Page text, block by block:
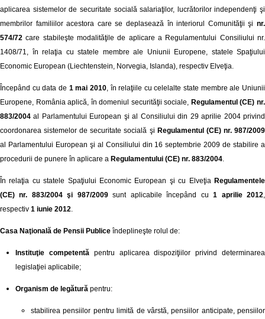
aplicarea sistemelor de securitate socială salariaţilor, lucrătorilor independenţi şi
membrilor familiilor acestora care se deplasează în interiorul Comunităţii şi nr.
574/72 care stabileşte modalităţile de aplicare a Regulamentului Consiliului nr.
1408/71, în relaţia cu statele membre ale Uniunii Europene, statele Spaţiului
Economic European (Liechtenstein, Norvegia, Islanda), respectiv Elveţia.
Începând cu data de 1 mai 2010, în relaţiile cu celelalte state membre ale Uniunii
Europene, România aplică, în domeniul securităţii sociale, Regulamentul (CE) nr.
883/2004 al Parlamentului European şi al Consiliului din 29 aprilie 2004 privind
coordonarea sistemelor de securitate socială şi Regulamentul (CE) nr. 987/2009
al Parlamentului European şi al Consiliului din 16 septembrie 2009 de stabilire a
procedurii de punere în aplicare a Regulamentului (CE) nr. 883/2004.
În relaţia cu statele Spaţiului Economic European şi cu ElveţiaRegulamentele
(CE) nr. 883/2004 şi 987/2009sunt aplicabile începând cu1 aprilie 2012,
respectiv 1 iunie 2012.
Casa Naţională de Pensii Publice îndeplineşte rolul de:
Instituţie competentăpentru aplicarea dispoziţiilor privind determinarea
legislaţiei aplicabile;
Organism de legătură pentru:
stabilirea pensiilor pentru limită de vârstă, pensiilor anticipate, pensiilor